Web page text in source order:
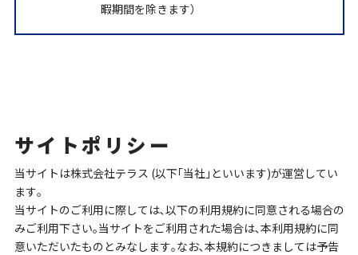
暇期間を除きます）
サイトポリシー
当サイトは株式会社テラス (以下｢当社｣といいます)が運営してい
ます｡
当サイトのご利用に際しては､以下の利用規約に同意される場合の
みご利用下さい｡当サイトをご利用された場合は､本利用規約に同
意いただいたものとみなします｡なお､本規約につきましては予告